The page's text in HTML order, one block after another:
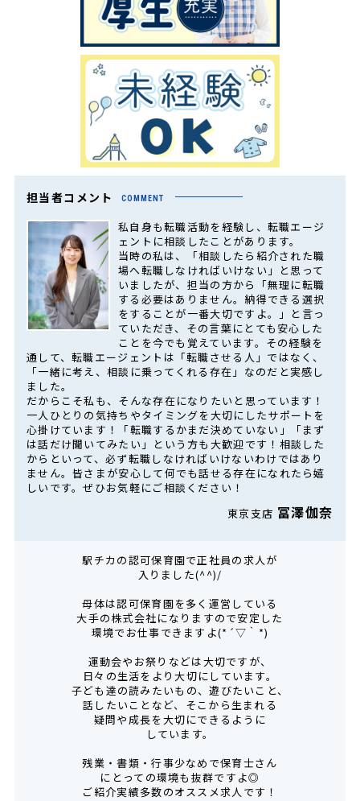
担当者コメント COMMENT
私自身も転職活動を経験し、転職エージ
ェントに相談したことがあります。
当時の私は、「相談したら紹介された職
場へ転職しなければいけない」と思って
いましたが、担当の方から「無理に転職
する必要はありません。納得できる選択
をすることが一番大切ですよ。」と言っ
ていただき、その言葉にとても安心した
ことを今でも覚えています。その経験を
通して、転職エージェントは「転職させる人」ではなく、
「一緒に考え、相談に乗ってくれる存在」なのだと実感し
ました。
だからこそ私も、そんな存在になりたいと思っています！
一人ひとりの気持ちやタイミングを大切にしたサポートを
心掛けています！「転職するかまだ決めていない」「まず
は話だけ聞いてみたい」という方も大歓迎です！相談した
からといって、必ず転職しなければいけないわけではあり
ません。皆さまが安心して何でも話せる存在になれたら嬉
しいです。ぜひお気軽にご相談ください！
東京支店 冨澤伽奈
駅チカの認可保育園で正社員の求人が
入りました(^^)/
母体は認可保育園を多く運営している
大手の株式会社になりますので安定した
環境でお仕事できますよ(*´▽｀*)
運動会やお祭りなどは大切ですが、
日々の生活をより大切にしています。
子ども達の読みたいもの、遊びたいこと、
話したいことなど、そこから生まれる
疑問や成長を大切にできるように
しています。
残業・書類・行事少なめで保育士さん
にとっての環境も抜群ですよ◎
ご紹介実績多数のオススメ求人です！